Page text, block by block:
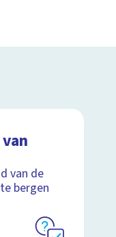
van de
bergen